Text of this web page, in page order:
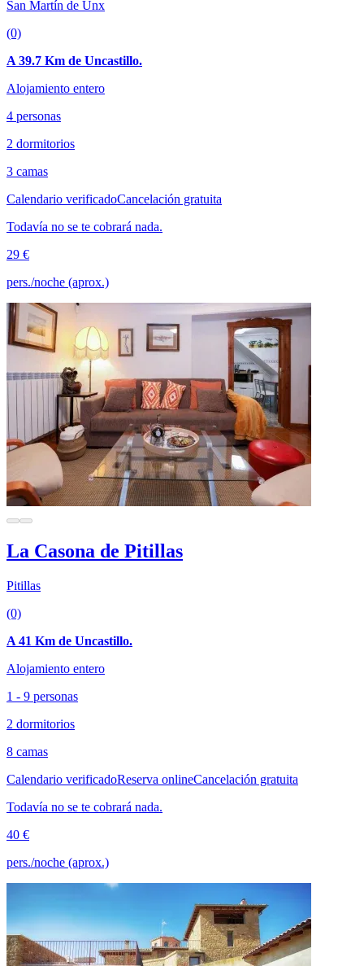
San Martín de Unx
(0)
A 39.7 Km de Uncastillo.
Alojamiento entero
4 personas
2 dormitorios
3 camas
Calendario verificadoCancelación gratuita
Todavía no se te cobrará nada.
29 €
pers./noche (aprox.)
La Casona de Pitillas
Pitillas
(0)
A 41 Km de Uncastillo.
Alojamiento entero
1 - 9 personas
2 dormitorios
8 camas
Calendario verificadoReserva onlineCancelación gratuita
Todavía no se te cobrará nada.
40 €
pers./noche (aprox.)